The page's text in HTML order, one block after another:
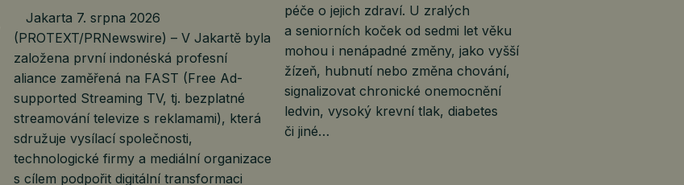
Jakarta 7. srpna 2026
(PROTEXT/PRNewswire) – V Jakartě byla
založena první indonéská profesní
aliance zaměřená na FAST (Free Ad-
supported Streaming TV, tj. bezplatné
streamování televize s reklamami), která
sdružuje vysílací společnosti,
technologické firmy a mediální organizace
s cílem podpořit digitální transformaci
péče o jejich zdraví. U zralých
a seniorních koček od sedmi let věku
mohou i nenápadné změny, jako vyšší
žízeň, hubnutí nebo změna chování,
signalizovat chronické onemocnění
ledvin, vysoký krevní tlak, diabetes
či jiné…